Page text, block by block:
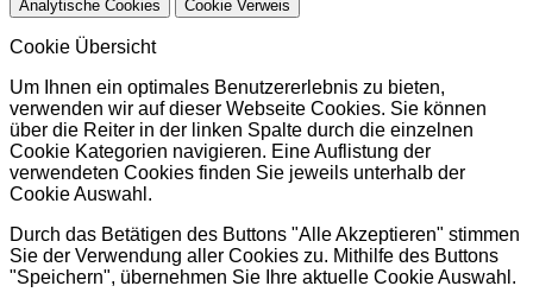
Analytische Cookies Cookie Verweis
Cookie Übersicht
Um Ihnen ein optimales Benutzererlebnis zu bieten,
verwenden wir auf dieser Webseite Cookies. Sie können
über die Reiter in der linken Spalte durch die einzelnen
Cookie Kategorien navigieren. Eine Auflistung der
verwendeten Cookies finden Sie jeweils unterhalb der
Cookie Auswahl.
Durch das Betätigen des Buttons "Alle Akzeptieren" stimmen
Sie der Verwendung aller Cookies zu. Mithilfe des Buttons
"Speichern", übernehmen Sie Ihre aktuelle Cookie Auswahl.